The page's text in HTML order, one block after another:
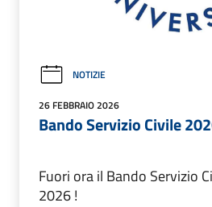
NOTIZIE
26 FEBBRAIO 2026
Bando Servizio Civile
Fuori ora il Bando Servizio
2026 !